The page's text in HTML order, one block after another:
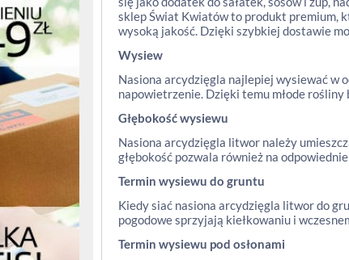
sklep Świat Kwiatów to produkt premium,
wysoką jakość. Dzięki szybkiej dostawie
Wysiew
Nasiona arcydzięgla najlepiej wysiewać w
napowietrzenie. Dzięki temu młode
Głębokość wysiewu
Nasiona arcydzięgla litwor należy
głębokość pozwala również na
Termin wysiewu do gruntu
Kiedy siać nasiona arcydzięgla litwor do
pogodowe sprzyjają kiełkowaniu i
Termin wysiewu pod osłonami